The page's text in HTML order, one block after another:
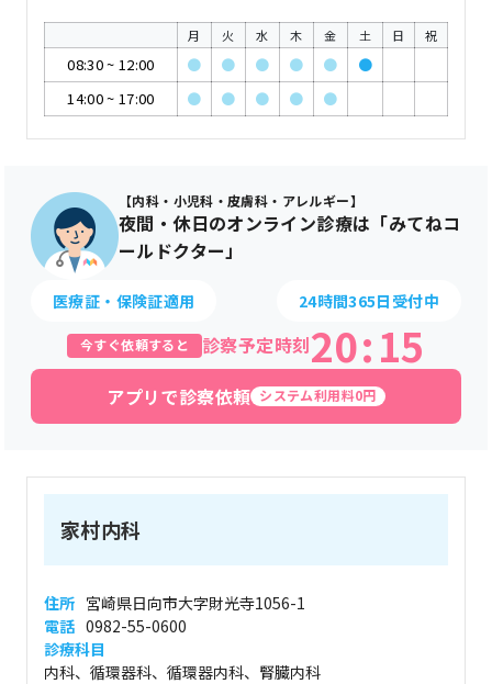
月 火 水 木 金 土 日 祝
08:30~ 12:00 ● ● ● ● ●
●
14:00~ 17:00 ● ● ● ● ●
【内科・小児科・皮膚科・アレルギー】
夜間・休日のオンライン診療は「みてねコ
ールドクター」
医療証・保険証適用 24時間365日受付中
今すぐ依頼すると 診察予定時刻20:15
アプリで診察依頼 システム利用料0円
家村内科
住所 宮崎県日向市大字財光寺1056-1
電話 0982-55-0600
診療科目
内科、循環器科、循環器内科、腎臓内科